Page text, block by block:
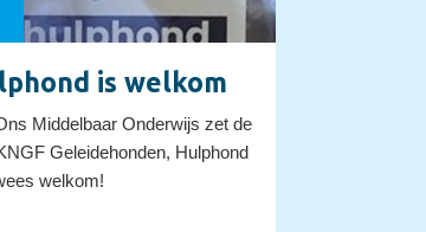
is welkom
Middelbaar Onderwijs zet de
Geleidehonden, Hulphond
welkom!